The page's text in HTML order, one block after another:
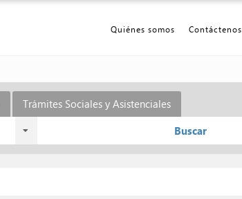
Quiénes somos Contáctenos
Trámites Sociales y Asistenciales
Buscar